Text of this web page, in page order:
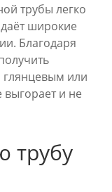
трубы легко
широкие
Благодаря
или
выгорает и не
трубу